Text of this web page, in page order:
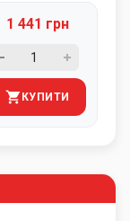
1 441 грн
КУПИТИ